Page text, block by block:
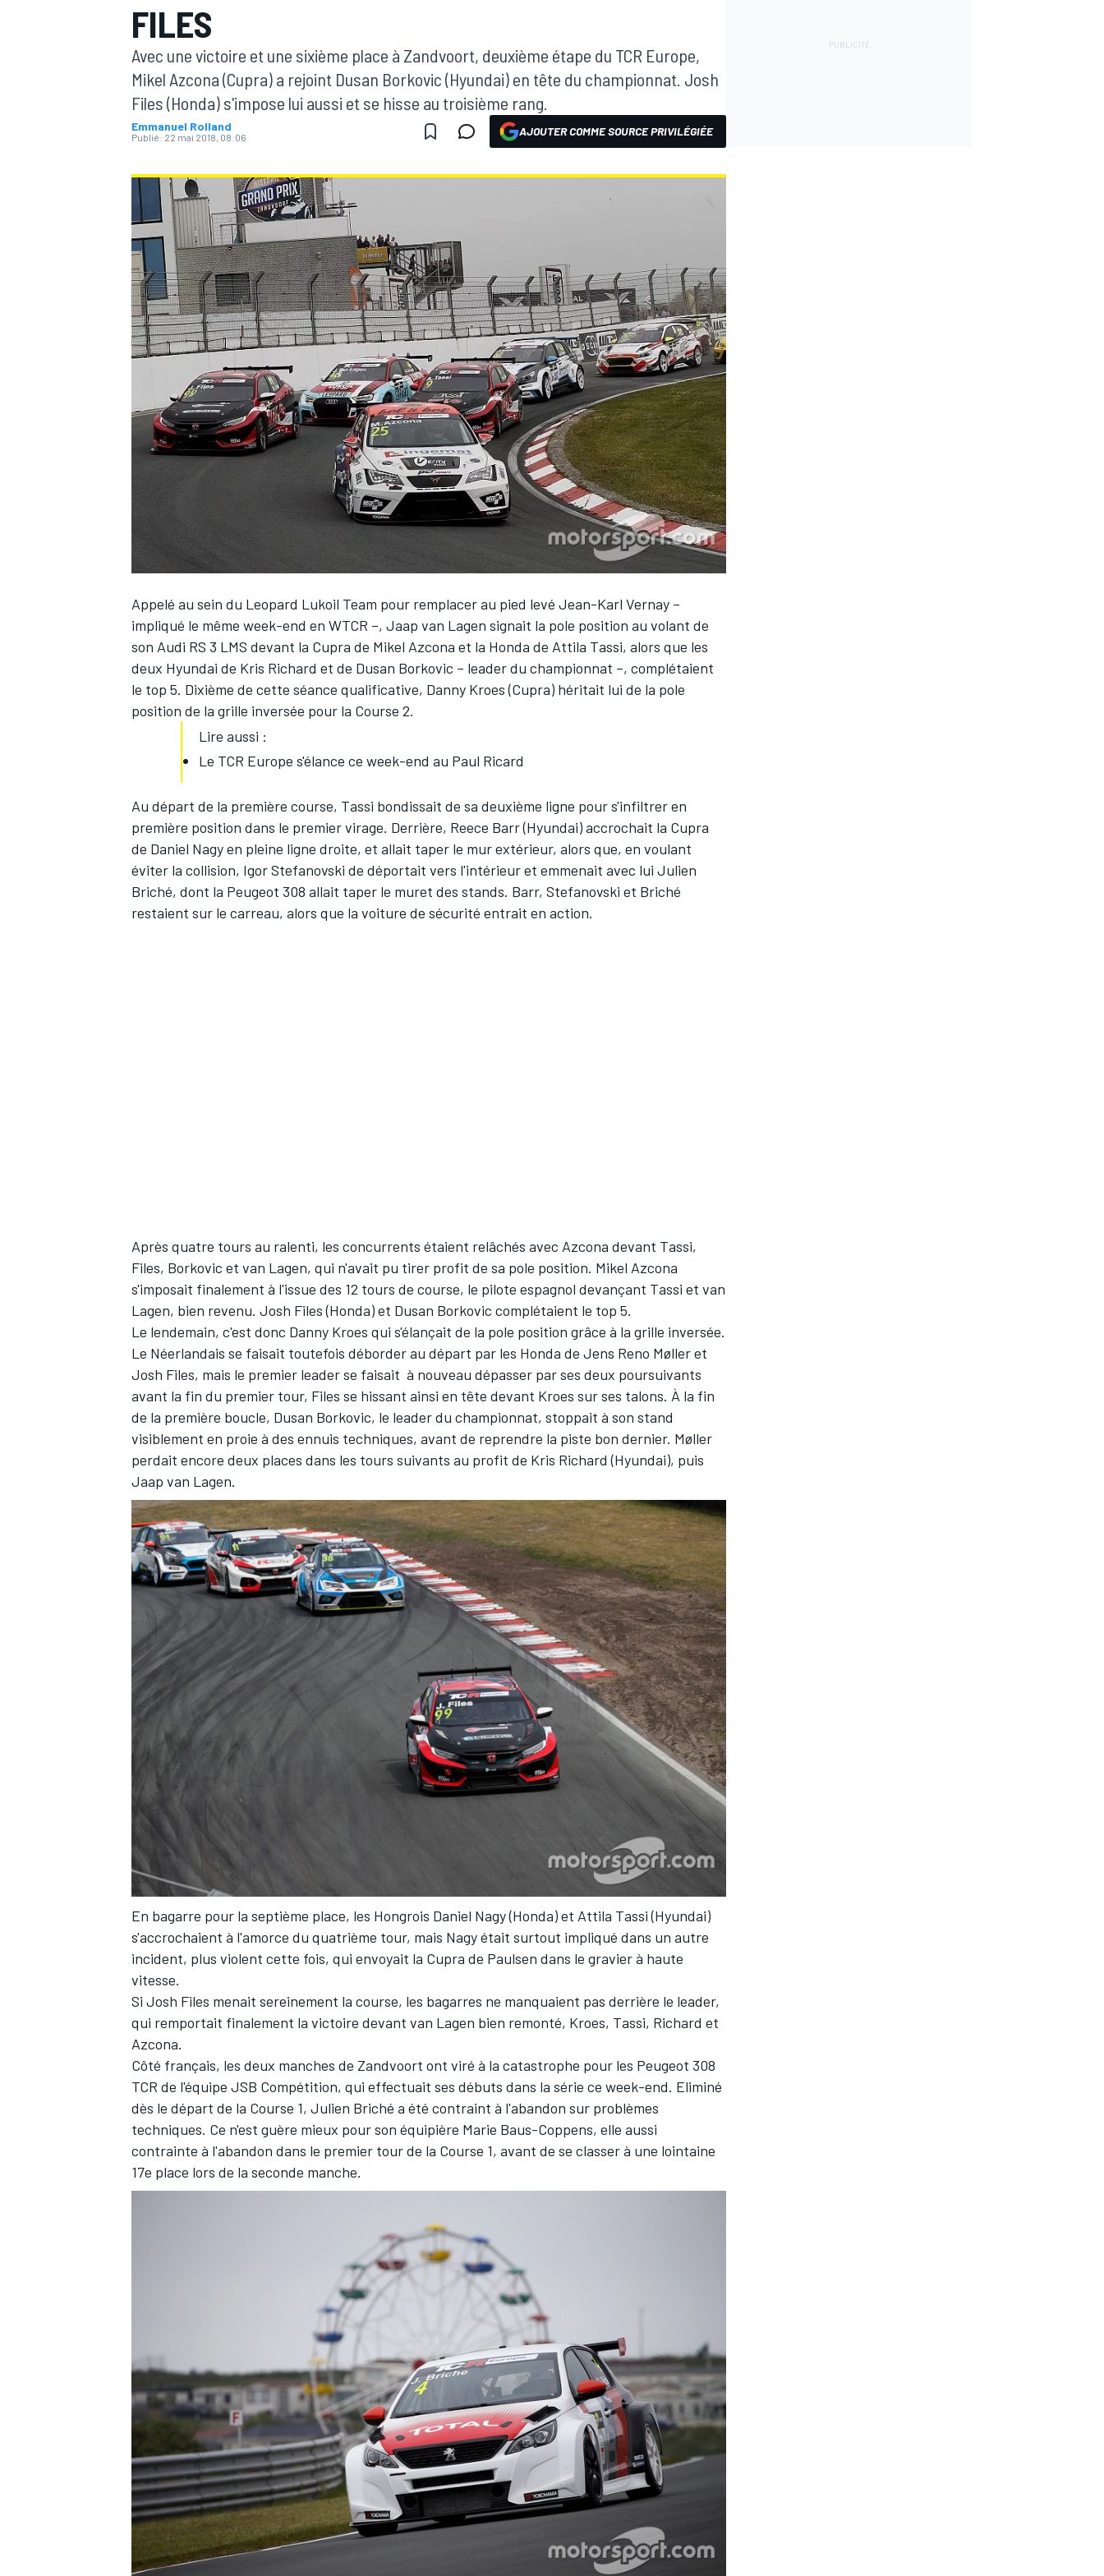
MOTOGP
WRC
WEC
AUTRES CHAMPIONNATS
FILES
Avec une victoire et une sixième place à Zandvoort, deuxième étape du TCR Europe,
Mikel Azcona (Cupra) a rejoint Dusan Borkovic (Hyundai) en tête du championnat. Josh
Files (Honda) s'impose lui aussi et se hisse au troisième rang.
Emmanuel Rolland
Publié: 22 mai 2018, 08:06 AJOUTER COMME SOURCE PRIVILÉGIÉE
Appelé au sein du Leopard Lukoil Team pour remplacer au pied levé Jean-Karl Vernay –
impliqué le même week-end en WTCR –, Jaap van Lagen signait la pole position au volant de
son Audi RS 3 LMS devant la Cupra de Mikel Azcona et la Honda de Attila Tassi, alors que les
deux Hyundai de Kris Richard et de Dusan Borkovic – leader du championnat –, complétaient
le top 5. Dixième de cette séance qualificative, Danny Kroes (Cupra) héritait lui de la pole
position de la grille inversée pour la Course 2.
Lire aussi :
Le TCR Europe s'élance ce week-end au Paul Ricard
Au départ de la première course, Tassi bondissait de sa deuxième ligne pour s'infiltrer en
première position dans le premier virage. Derrière, Reece Barr (Hyundai) accrochait la Cupra
de Daniel Nagy en pleine ligne droite, et allait taper le mur extérieur, alors que, en voulant
éviter la collision, Igor Stefanovski de déportait vers l'intérieur et emmenait avec lui Julien
Briché, dont la Peugeot 308 allait taper le muret des stands. Barr, Stefanovski et Briché
restaient sur le carreau, alors que la voiture de sécurité entrait en action.
Après quatre tours au ralenti, les concurrents étaient relâchés avec Azcona devant Tassi,
Files, Borkovic et van Lagen, qui n'avait pu tirer profit de sa pole position. Mikel Azcona
s'imposait finalement à l'issue des 12 tours de course, le pilote espagnol devançant Tassi et van
Lagen, bien revenu. Josh Files (Honda) et Dusan Borkovic complétaient le top 5.
Le lendemain, c'est donc Danny Kroes qui s'élançait de la pole position grâce à la grille inversée.
Le Néerlandais se faisait toutefois déborder au départ par les Honda de Jens Reno Møller et
Josh Files, mais le premier leader se faisait à nouveau dépasser par ses deux poursuivants
avant la fin du premier tour, Files se hissant ainsi en tête devant Kroes sur ses talons. À la fin
de la première boucle, Dusan Borkovic, le leader du championnat, stoppait à son stand
visiblement en proie à des ennuis techniques, avant de reprendre la piste bon dernier. Møller
perdait encore deux places dans les tours suivants au profit de Kris Richard (Hyundai), puis
Jaap van Lagen.
En bagarre pour la septième place, les Hongrois Daniel Nagy (Honda) et Attila Tassi (Hyundai)
s'accrochaient à l'amorce du quatrième tour, mais Nagy était surtout impliqué dans un autre
incident, plus violent cette fois, qui envoyait la Cupra de Paulsen dans le gravier à haute
vitesse.
Si Josh Files menait sereinement la course, les bagarres ne manquaient pas derrière le leader,
qui remportait finalement la victoire devant van Lagen bien remonté, Kroes, Tassi, Richard et
Azcona.
Côté français, les deux manches de Zandvoort ont viré à la catastrophe pour les Peugeot 308
TCR de l'équipe JSB Compétition, qui effectuait ses débuts dans la série ce week-end. Eliminé
dès le départ de la Course 1, Julien Briché a été contraint à l'abandon sur problèmes
techniques. Ce n'est guère mieux pour son équipière Marie Baus-Coppens, elle aussi
contrainte à l'abandon dans le premier tour de la Course 1, avant de se classer à une lointaine
17e place lors de la seconde manche.